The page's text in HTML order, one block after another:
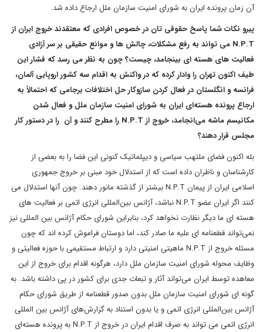
آن زمان پرونده ایران به شورای امنیت سازمان ملل ارجاع داده شد.
پیرو نکات شما پاسخ حقوقی تان در خصوص افرادی که معتقدند خروج ایران از
N.P.T می تواند به رفع مشکلات، چالش ها و موانع حقیقی بر سر آزادی
فعالیت های هسته ای بینجامد، چیست؟ چون به نظر می رسد که فشار این
طیف اکنون تهران را وادار کرده که در واکنش به اقدام سه کشور اروپایی آلمان،
فرانسه و انگلستان در فعال کردن سازوکار حل اختلافات برجامی که احتمالاً به
ارجاع پرونده هسته‌ای ایران به شورای امنیت سازمان ملل و فعال شدن
مکانیسم ماشه می‌انجامد، خروج از N.P.T را مطرح کنند و آن را در دستور کار
مجلس قرار دهند؟
بله اکنون فضای ملتهب سیاسی و دیپلماتیک کنونی این فضا را به بعضی از
کارشناسان و ناظران داده است که از استدلال خود مبنی بر خروج جمهوری
اسلامی ایران از پیمان N.P.T بیشتر از گذشته مانور دهند. چون آنها استدلال می
کنند اگر ایران عضو N.P.T نباشد، آژانس بین‌المللی انرژی اتمی بر فعالیت های
هسته ای ما دیگر نظارت نخواهد کرد، بنابراین شورای حکام آژانس بین المللی نیز
نمی‌تواند قطعنامه ای علیه ما صادر کند، اما دوستان فراموش کرده اند که چون
مسئله خروج از N.P.T ماهیتی امنیتی دارد و ارتباط مستقیمی با حوزه فعالیتی و
وظایف محوله شورای امنیت سازمان ملل دارد، هرگونه اقدام برای خروج از این
معاهده توسط ایران می‌تواند آثار و تبعات جدی برای کشور در پی داشته باشد. به
گونه ای شورای امنیت سازمان ملل بدون صدور قطعنامه از طریق شورای حکام
آژانس بین‌المللی انرژی اتمی و یا بدون استناد به گزارش‌های آژانس بین المللی
انرژی اتمی می تواند به صرف اقدام ایران در خروج از N.P.T به پرونده هسته‌ای